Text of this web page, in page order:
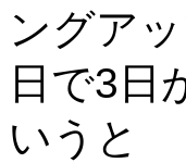
ングア
日で3日
いうと